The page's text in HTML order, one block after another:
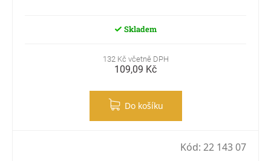
Skladem
132 Kč včetně DPH
109,09 Kč
Do košíku
Kód: 22 143 07